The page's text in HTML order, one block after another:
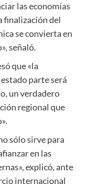
las economías
finalización del
se convierta en
señaló.
que «la
parte será
un verdadero
regional que
sólo sirve para
en las
explicó, ante
internacional